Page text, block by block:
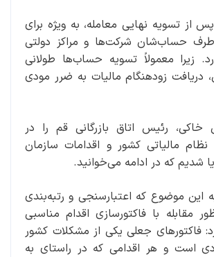
از تسویه نهایی معامله، به ویژه برای
طرف حساب‌شان شرکت‌ها و مراکز دولتی
زیرا معمولاً تسویه حساب‌ها طولانی
دریافت زودهنگام مالیات به ضرر مودی
خاکی، رئیس اتاق بازرگانی قم را در
مالیاتی کشور و اقدامات سازمان
شدیم که در ادامه می‌خوانید.
این موضوع که اعتبارسنجی و رتبه‌بندی
مقابله با فاکتورسازی اقدام مناسبی
فاکتورهای جعلی یکی از مشکلات کشور
است و هر اقدامی که در راستای به